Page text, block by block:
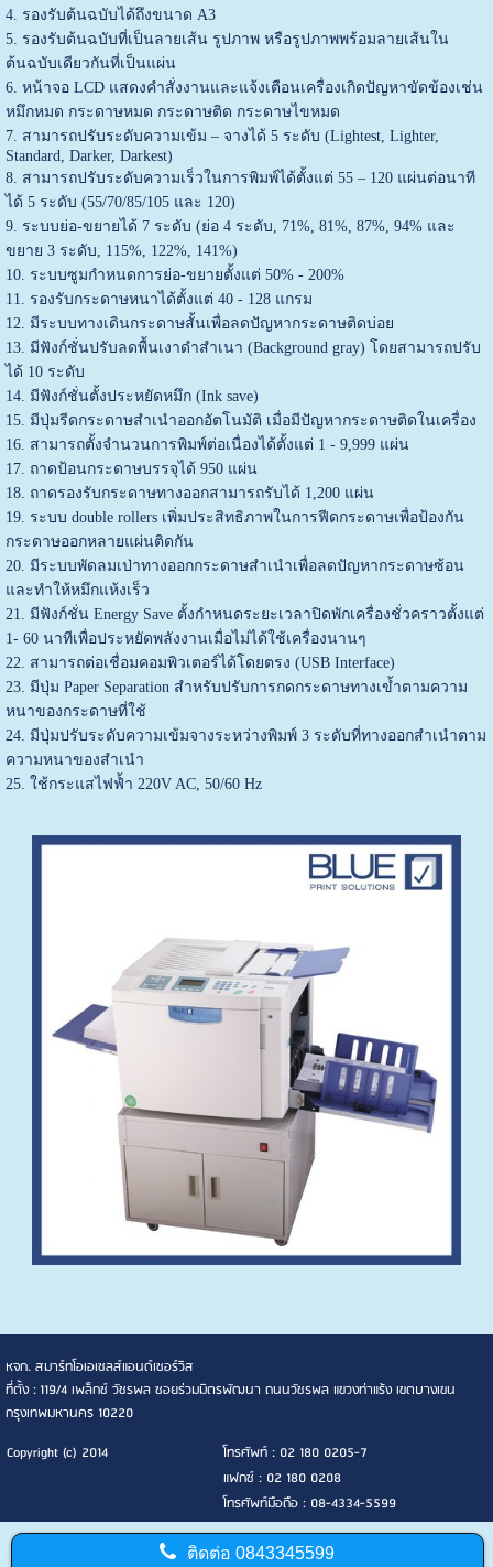
4. รองรับต้นฉบับได้ถึงขนาด A3
5. รองรับต้นฉบับที่เป็นลายเส้น รูปภาพ หรือรูปภาพพร้อมลายเส้นใน
ต้นฉบับเดียวกันที่เป็นแผ่น
6. หน้าจอ LCD แสดงคำสั่งงานและแจ้งเตือนเครื่องเกิดปัญหาขัดข้องเช่น
หมึกหมด กระดาษหมด กระดาษติด กระดาษไขหมด
7. สามารถปรับระดับความเข้ม – จางได้ 5 ระดับ (Lightest, Lighter,
Standard, Darker, Darkest)
8. สามารถปรับระดับความเร็วในการพิมพ์ได้ตั้งแต่ 55 – 120 แผ่นต่อนาที
ได้ 5 ระดับ (55/70/85/105 และ 120)
9. ระบบย่อ-ขยายได้ 7 ระดับ (ย่อ 4 ระดับ, 71%, 81%, 87%, 94% และ
ขยาย 3 ระดับ, 115%, 122%, 141%)
10. ระบบซูมกำหนดการย่อ-ขยายตั้งแต่ 50% - 200%
11. รองรับกระดาษหนาได้ตั้งแต่ 40 - 128 แกรม
12. มีระบบทางเดินกระดาษสั้นเพื่อลดปัญหากระดาษติดบ่อย
13. มีฟังก์ชั่นปรับลดพื้นเงาดำสำเนา (Background gray) โดยสามารถปรับ
ได้ 10 ระดับ
14. มีฟังก์ชั่นตั้งประหยัดหมึก (Ink save)
15. มีปุ่มรีดกระดาษสำเนำออกอัตโนมัติ เมื่อมีปัญหากระดาษติดในเครื่อง
16. สามารถตั้งจำนวนการพิมพ์ต่อเนื่องได้ตั้งแต่ 1 - 9,999 แผ่น
17. ถาดป้อนกระดาษบรรจุได้ 950 แผ่น
18. ถาดรองรับกระดาษทางออกสามารถรับได้ 1,200 แผ่น
19. ระบบ double rollers เพิ่มประสิทธิภาพในการฟีดกระดาษเพื่อป้องกัน
กระดาษออกหลายแผ่นติดกัน
20. มีระบบพัดลมเป่าทางออกกระดาษสำเนำเพื่อลดปัญหากระดาษซ้อน
และทำให้หมึกแห้งเร็ว
21. มีฟังก์ชั่น Energy Save ตั้งกำหนดระยะเวลาปิดพักเครื่องชั่วคราวตั้งแต่
1- 60 นาทีเพื่อประหยัดพลังงานเมื่อไม่ได้ใช้เครื่องนานๆ
22. สามารถต่อเชื่อมคอมพิวเตอร์ได้โดยตรง (USB Interface)
23. มีปุ่ม Paper Separation สำหรับปรับการกดกระดาษทางเข้ำตามความ
หนาของกระดาษที่ใช้
24. มีปุ่มปรับระดับความเข้มจางระหว่างพิมพ์ 3 ระดับที่ทางออกสำเนำตาม
ความหนาของสำเนำ
25. ใช้กระแสไฟฟ้ำ 220V AC, 50/60 Hz
หจก. สมาร์ทโอเอเซลส์แอนด์เซอร์วิส
ที่ตั้ง : 119/4 เพล็กซ์ วัชรพล ซอยร่วมมิตรพัฒนา ถนนวัชรพล แขวงท่าแร้ง เขตบางเขน
กรุงเทพมหานคร 10220
Copyright (c) 2014
โทรศัพท์ : 02 180 0205-7
แฟกซ์ : 02 180 0208
โทรศัพท์มือถือ : 08-4334-5599
ติดต่อ0843345599